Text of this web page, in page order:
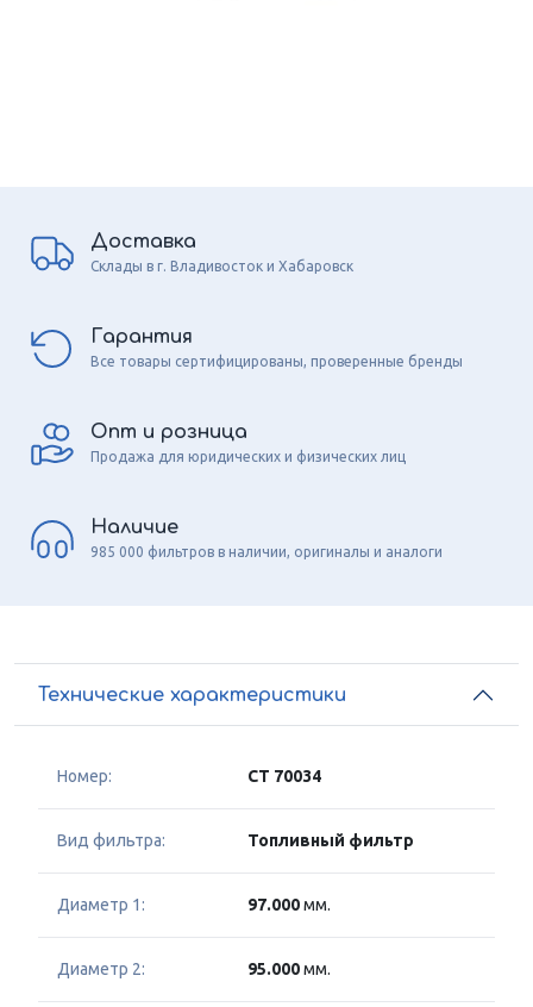
Доставка
Склады в г. Владивосток и Хабаровск
Гарантия
Все товары сертифицированы, проверенные бренды
Опт и розница
Продажа для юридических и физических лиц
Наличие
985 000 фильтров в наличии, оригиналы и аналоги
Технические характеристики
Номер: CT 70034
Вид фильтра: Топливный фильтр
Диаметр 1: 97.000мм.
Диаметр 2: 95.000мм.